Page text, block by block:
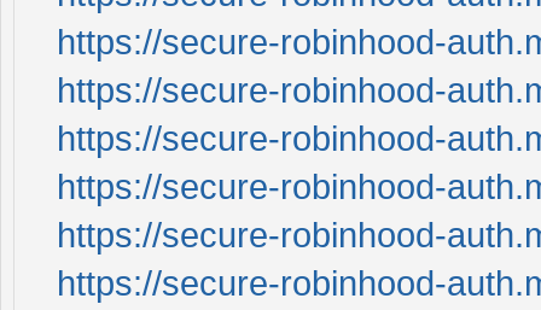
https://secure-robinhood-
https://secure-robinhood-
https://secure-robinhood-
https://secure-robinhood-
https://secure-robinhood-
https://secure-robinhood-